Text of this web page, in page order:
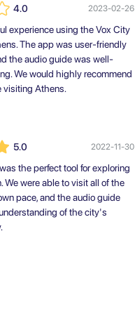
4.0 2023-02-26
experience using the Vox City
The app was user-friendly
the audio guide was well-
We would highly recommend
visiting Athens.
5.0 2022-11-30
the perfect tool for exploring
We were able to visit all of the
pace, and the audio guide
of the city's